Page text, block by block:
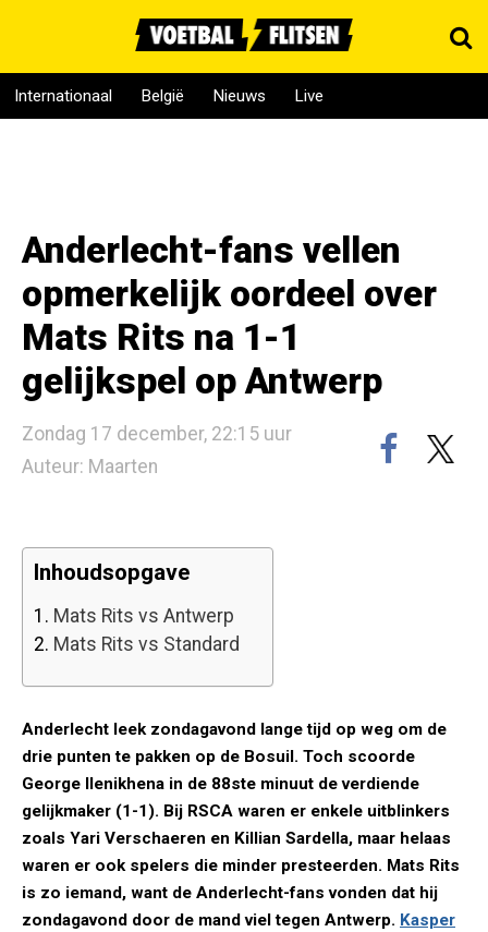
Internationaal België Nieuws Live
Anderlecht-fans vellen
opmerkelijk oordeel over
Mats Rits na 1-1
gelijkspel op Antwerp
Zondag 17 december, 22:15 uur
Auteur: Maarten
Inhoudsopgave
1. Mats Rits vs Antwerp
2. Mats Rits vs Standard
Anderlecht leek zondagavond lange tijd op weg om de
drie punten te pakken op de Bosuil. Toch scoorde
George Ilenikhena in de 88ste minuut de verdiende
gelijkmaker (1-1). Bij RSCA waren er enkele uitblinkers
zoals Yari Verschaeren en Killian Sardella, maar helaas
waren er ook spelers die minder presteerden. Mats Rits
is zo iemand, want de Anderlecht-fans vonden dat hij
zondagavond door de mand viel tegen Antwerp. Kasper